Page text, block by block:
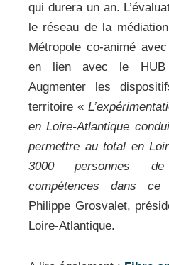
qui durera un an.
le réseau de la
Métropole co-animé
en lien avec le HUB
Augmenter les
territoire «
en Loire-Atlantique
permettre au total en
3000 personnes
compétences dans ce
Philippe Grosvalet,
Loire-Atlantique.